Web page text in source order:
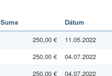
Suma Dátum
250,00 € 11.05.2022
250,00 € 04.07.2022
250,00 € 04.07.2022